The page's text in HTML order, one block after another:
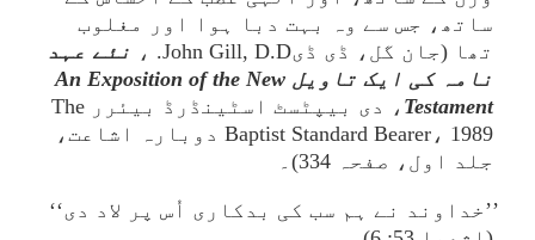
ساتھ، جس سے وہ بہت دبا ہوا اور مغلوب
تھا (جان گل، ڈی ڈیJohn Gill, D.D. ،
نئے عہد
نامہ کی ایک تاویل An Exposition of the New
Testament
، دی بیپٹسٹ اسٹینڈرڈ بیئرر The
Baptist Standard Bearer، 1989 دوبارہ اشاعت،
جلد اول، صفحہ 334)۔
’’خداوند نے ہم سب کی بدکاری اُس پر لاد دی‘‘